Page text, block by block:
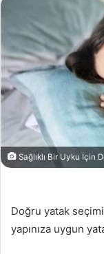
Sağlıklı Bir Uyku İçin
Doğru yatak
yapınıza uygun